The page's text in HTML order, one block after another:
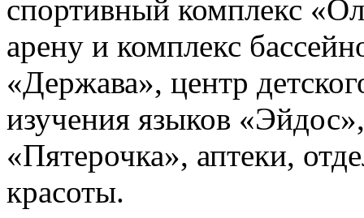
спортивный комплекс
арену и комплекс
«Держава», центр
изучения языков
«Пятерочка», аптеки,
красоты.